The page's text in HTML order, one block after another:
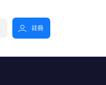
註冊